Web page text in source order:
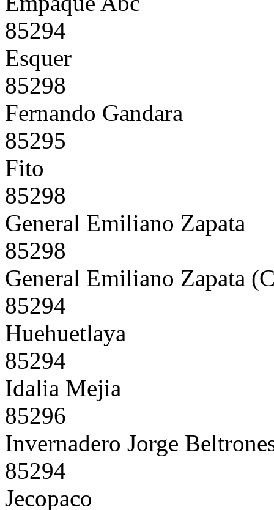
85294
Esquer
85298
Fernando Gandara
85295
Fito
85298
General Emiliano Zapata
85298
General Emiliano Zapata
85294
Huehuetlaya
85294
Idalia Mejia
85296
Invernadero Jorge
85294
Jecopaco